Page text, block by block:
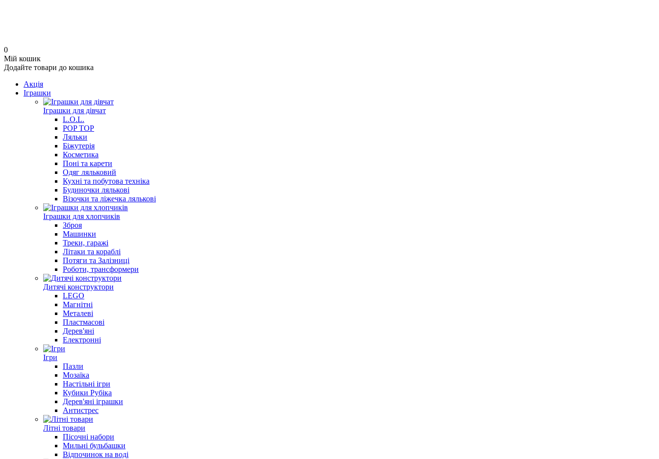
0
Мій кошик
Додайте товари до кошика
Акція
Іграшки
Іграшки для дівчат
L.O.L.
POP TOP
Ляльки
Біжутерія
Косметика
Поні та карети
Одяг ляльковий
Кухні та побутова техніка
Будиночки лялькові
Візочки та ліжечка лялькові
Іграшки для хлопчиків
Зброя
Машинки
Треки, гаражі
Літаки та кораблі
Потяги та Залізниці
Роботи, трансформери
Дитячі конструктори
LEGO
Магнітні
Металеві
Пластмасові
Дерев'яні
Електронні
Ігри
Пазли
Мозаїка
Настільні ігри
Кубики Рубіка
Дерев'яні іграшки
Антистрес
Літні товари
Пісочні набори
Мильні бульбашки
Відпочинок на воді